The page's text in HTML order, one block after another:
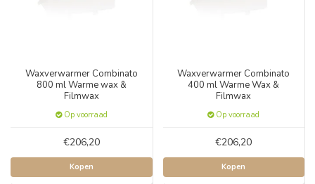
Waxverwarmer Combinato
800 ml Warme wax &
Filmwax
Op voorraad
€206,20
Kopen
Waxverwarmer Combinato
400 ml Warme Wax &
Filmwax
Op voorraad
€206,20
Kopen